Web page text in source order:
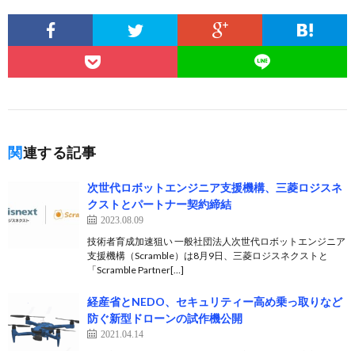
関連する記事
次世代ロボットエンジニア支援機構、三菱ロジスネ
クストとパートナー契約締結
2023.08.09
技術者育成加速狙い 一般社団法人次世代ロボットエンジニア
支援機構（Scramble）は8月9日、三菱ロジスネクストと
「Scramble Partner[…]
経産省とNEDO、セキュリティー高め乗っ取りなど
防ぐ新型ドローンの試作機公開
2021.04.14